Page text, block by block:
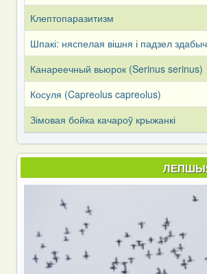
Клептопаразитизм
Шпакі: няспелая вішня і падзел
Канареечный вьюрок (Serinus serinus)
Косуля (Capreоlus capreоlus)
Зімовая бойка качароў крыжанкі